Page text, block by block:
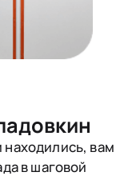
вам
в шаговой